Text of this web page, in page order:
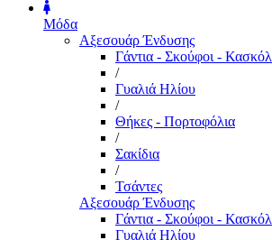
Μόδα
Αξεσουάρ Ένδυσης
Γάντια - Σκούφοι - Κασκόλ
/
Γυαλιά Ηλίου
/
Θήκες - Πορτοφόλια
/
Σακίδια
/
Τσάντες
Αξεσουάρ Ένδυσης
Γάντια - Σκούφοι - Κασκόλ
Γυαλιά Ηλίου